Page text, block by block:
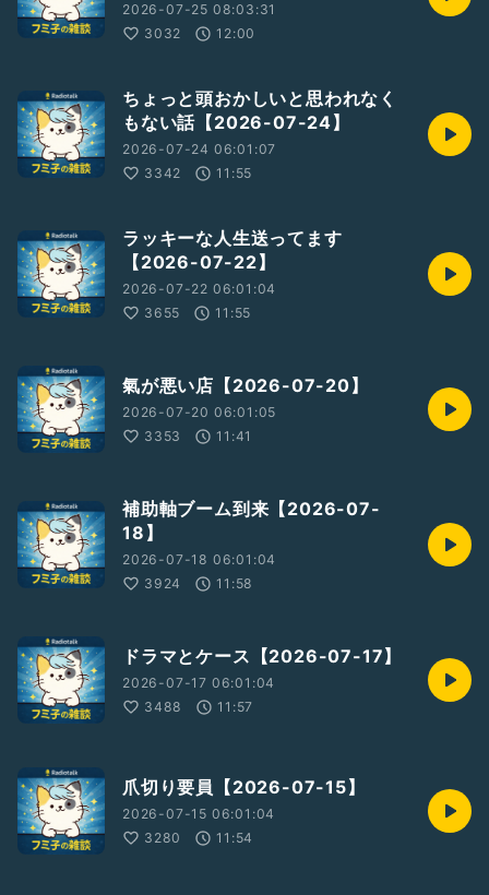
2026-07-25 08:03:31
3032
12:00
ちょっと頭おかしいと思われなく
もない話【2026-07-24】
2026-07-24 06:01:07
3342
11:55
ラッキーな人生送ってます
【2026-07-22】
2026-07-22 06:01:04
3655
11:55
氣が悪い店【2026-07-20】
2026-07-20 06:01:05
3353
11:41
補助軸ブーム到来【2026-07-
18】
2026-07-18 06:01:04
3924
11:58
ドラマとケース【2026-07-17】
2026-07-17 06:01:04
3488
11:57
爪切り要員【2026-07-15】
2026-07-15 06:01:04
3280
11:54